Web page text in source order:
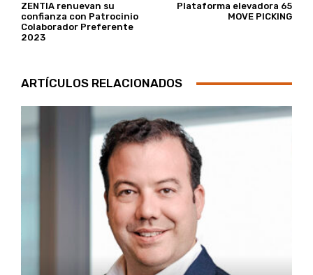
ZENTIA renuevan su
confianza con Patrocinio
Colaborador Preferente
2023
Plataforma elevadora 65
MOVE PICKING
ARTÍCULOS RELACIONADOS